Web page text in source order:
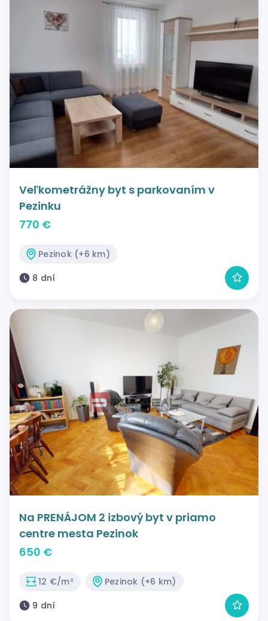
Veľkometrážny byt s parkovaním v
Pezinku
770 €
Pezinok (+6 km)
8 dní
Na PRENÁJOM 2 izbový byt v priamo
centre mesta Pezinok
650 €
12 €/m²
Pezinok (+6 km)
9 dní